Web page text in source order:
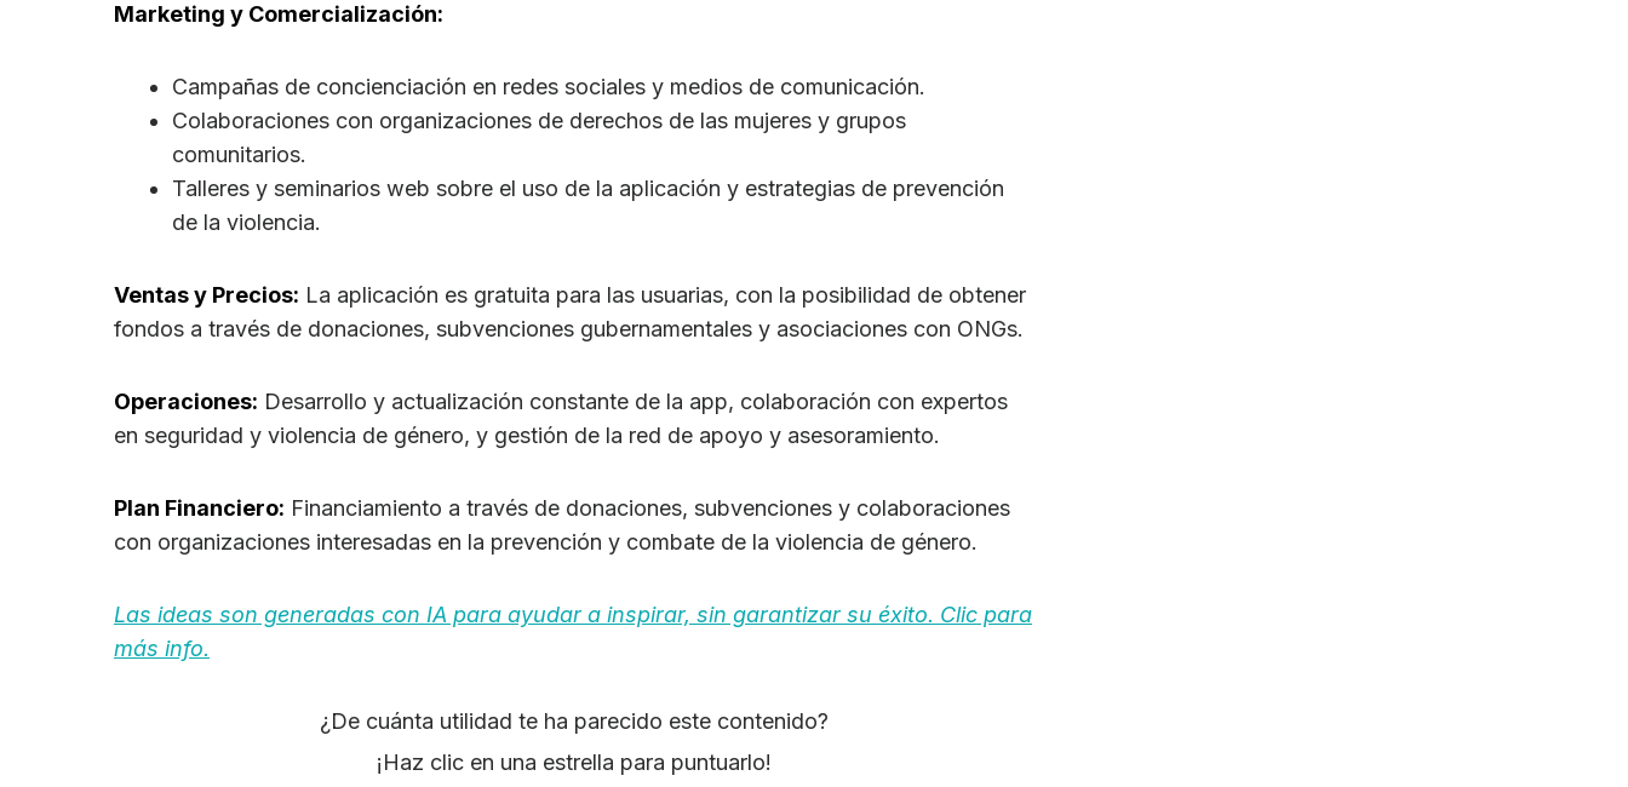
Marketing y Comercialización:
Campañas de concienciación en redes sociales y medios de comunicación.
Colaboraciones con organizaciones de derechos de las mujeres y grupos
comunitarios.
Talleres y seminarios web sobre el uso de la aplicación y estrategias de prevención
de la violencia.
Ventas y Precios: La aplicación es gratuita para las usuarias, con la posibilidad de obtener
fondos a través de donaciones, subvenciones gubernamentales y asociaciones con ONGs.
Operaciones: Desarrollo y actualización constante de la app, colaboración con expertos
en seguridad y violencia de género, y gestión de la red de apoyo y asesoramiento.
Plan Financiero: Financiamiento a través de donaciones, subvenciones y colaboraciones
con organizaciones interesadas en la prevención y combate de la violencia de género.
Las ideas son generadas con IA para ayudar a inspirar, sin garantizar su éxito. Clic para
más info.
¿De cuánta utilidad te ha parecido este contenido?
¡Haz clic en una estrella para puntuarlo!